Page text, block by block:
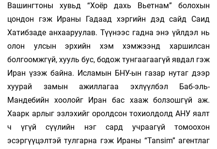
Вашингтоны хувьд “Хоёр дахь Вьетнам” болохын
цондон гэж Ираны Гадаад хэргийн дэд сайд Саид
Хатибзаде анхааруулав. Түүнээс гадна энэ үйлдэл нь
олон улсын эрхийн хэм хэмжээнд харшилсан
болгоомжгүй, хууль бус, бодож тунгаагаагүй явдал гэж
Иран үзэж байна. Исламын БНУ-ын газар нутаг дээр
хуурай замын ажиллагаа эхлүүлбэл Баб-эль-
Мандебийн хоолойг Иран бас хааж болзошгүй аж.
Хаарк арлыг эзлэхийг оролдсон тохиолдолд АНУ яалт
ч үгүй сүүлийн нэг сард учраагүй томоохон
эсэргүүцэлтэй тулгарна гэж Ираны “Tansim” агентлаг